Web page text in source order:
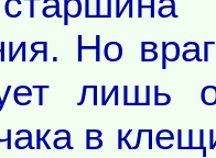
Но
лишь
в